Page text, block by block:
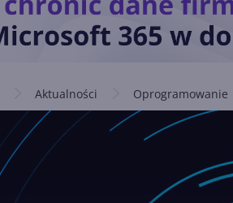
Aktualności Oprogramowanie